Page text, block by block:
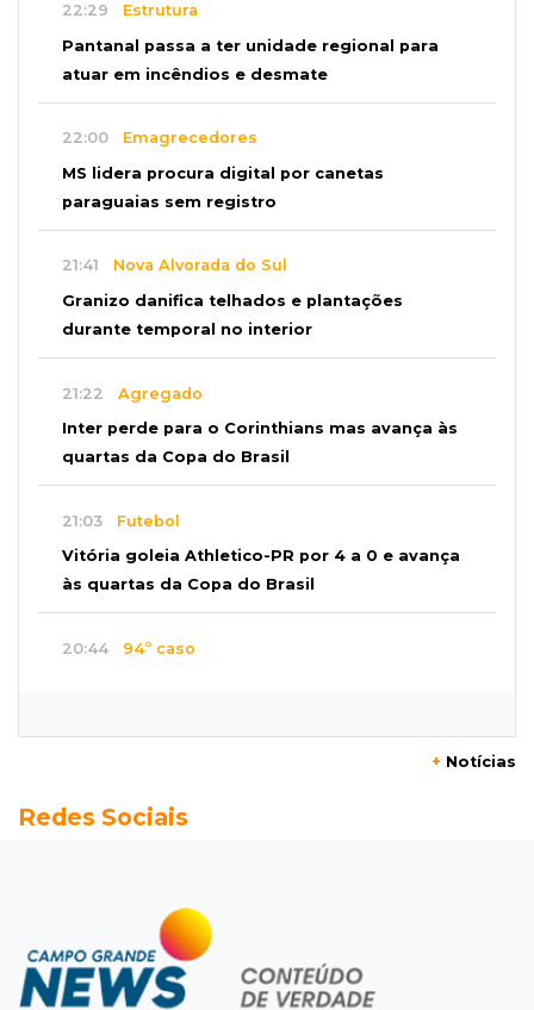
22:29 Estrutura
Pantanal passa a ter unidade regional para
atuar em incêndios e desmate
22:00 Emagrecedores
MS lidera procura digital por canetas
paraguaias sem registro
21:41 Nova Alvorada do Sul
Granizo danifica telhados e plantações
durante temporal no interior
21:22 Agregado
Inter perde para o Corinthians mas avança às
quartas da Copa do Brasil
21:03 Futebol
Vitória goleia Athletico-PR por 4 a 0 e avança
às quartas da Copa do Brasil
20:44 94º caso
Veja as dezenas de hoje na Mega-Sena, Quina,
Balcão de empregos
Semana termina com 913 vagas de trabalho
abertas em 114 funções
+ Notícias
Redes Sociais